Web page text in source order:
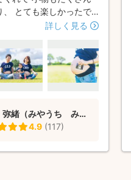
、 とても楽しかったで
いマタニティフォトな
り、 大丈夫かなーと思
も とっても素敵な写真
!!!👏 また機会があれ
詳しく見る
宮内 弥緒（みやうち みお）
4.9 (117)